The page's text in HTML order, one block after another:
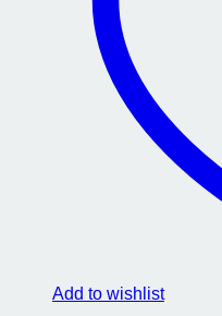
Add to wishlist